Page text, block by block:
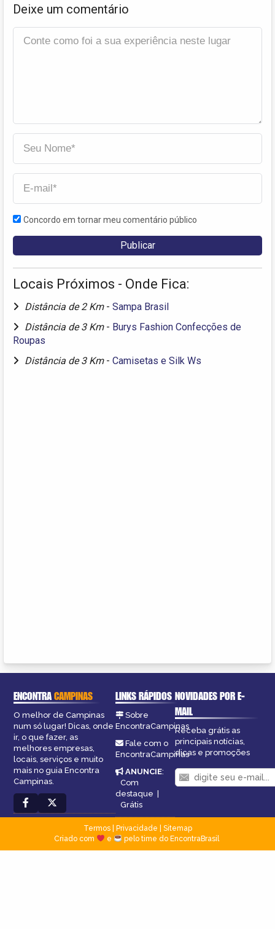
Deixe um comentário
Concordo em tornar meu comentário público
Locais Próximos - Onde Fica:
Distância de 2 Km - Sampa Brasil
Distância de 3 Km - Burys Fashion Confecções de
Roupas
Distância de 3 Km - Camisetas e Silk Ws
ENCONTRACAMPINAS
O melhor de Campinas
num só lugar! Dicas, onde
ir, o que fazer, as
melhores empresas,
locais, serviços e muito
mais no guia Encontra
Campinas.
LINKS RÁPIDOS
Sobre
EncontraCampinas
Fale com o
EncontraCampinas
ANUNCIE:
Com
destaque |
Grátis
NOVIDADES POR E-
MAIL
Receba grátis as
principais notícias,
dicas e promoções
Termos| Privacidade
Sitemap
Criado com
e pelo time do EncontraBrasil